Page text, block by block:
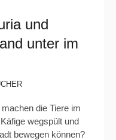
und
unter im
die Tiere im
wegspült und
bewegen können?